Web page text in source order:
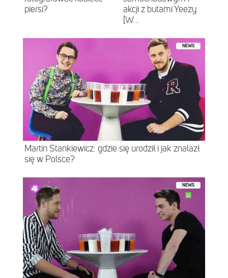
piersi?
akcji z butami Yeezy
[W...
NEWS
Martin Stankiewicz: gdzie się urodził i jak znalazł
się w Polsce?
NEWS